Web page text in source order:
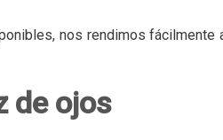
nos rendimos
de ojos